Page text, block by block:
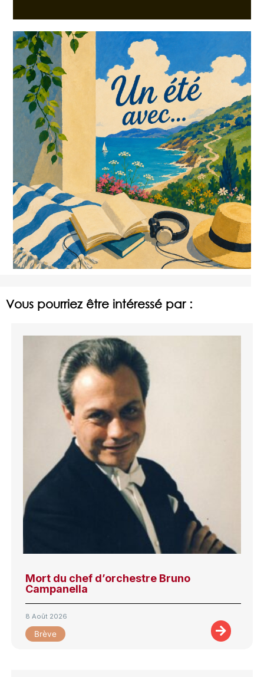
Vous pourriez être intéressé par :
Mort du chef d’orchestre Bruno
Campanella
8 Août 2026
Brève